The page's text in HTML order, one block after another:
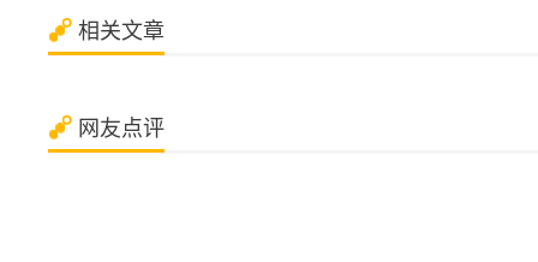
相关文章
网友点评